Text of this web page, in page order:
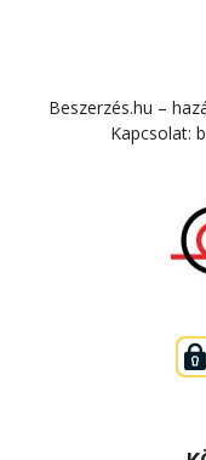
Beszerzés.hu –
Kapcsolat: